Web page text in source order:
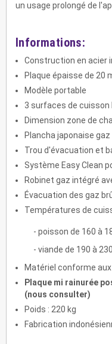
un usage prolongé de
Informations:
Construction en acier
Plaque épaisse de 20
Modèle portable
3 surfaces de cuisson
Dimension zone de
Plancha japonaise gaz
Trou d'évacuation et
Système Easy Clean
Robinet gaz intégré
Évacuation des gaz
Températures de
- poisson de 160 à
- viande de 190 à
Matériel conforme aux
Plaque mi rainurée
(nous consulter)
Poids : 220 kg
Fabrication